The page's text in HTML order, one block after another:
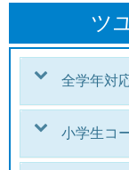
ツ
全学年対
小学生コ